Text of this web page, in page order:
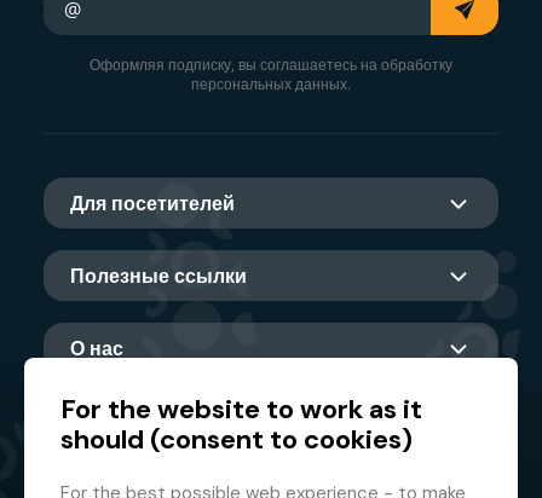
Оформляя подписку, вы соглашаетесь на обработку
персональных данных.
Для посетителей
Полезные ссылки
О нас
Главный партнер
For the website to work as it
should (consent to cookies)
For the best possible web experience - to make